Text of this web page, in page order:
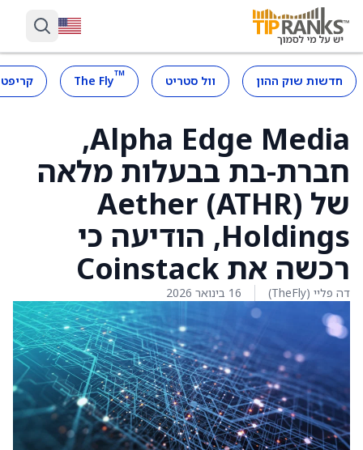
חדשות שוק ההון וול סטריט ™
The Fly
Alpha Edge Media,
חברת-בת בבעלות מלאה
של Aether (ATHR)
Holdings, הודיעה כי
רכשה את Coinstack
דה פליי (TheFly) 16 בינואר 2026